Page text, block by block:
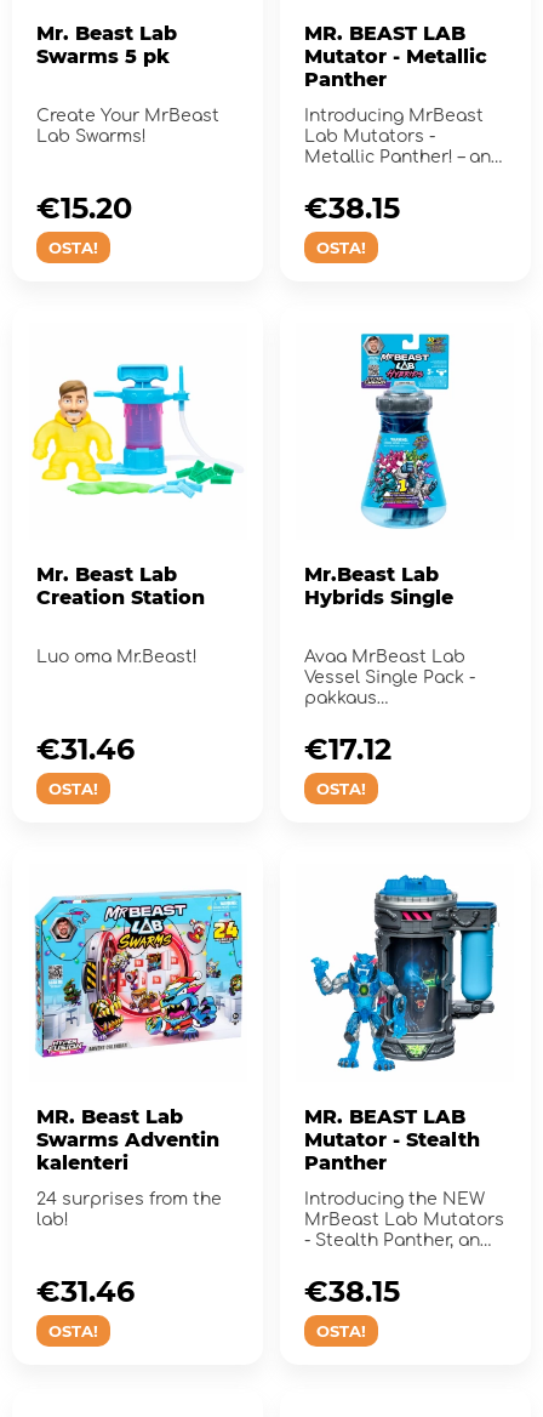
Mr. Beast Lab
Swarms 5 pk
Create Your MrBeast
Lab Swarms!
OSTA!
€15.20
MR. BEAST LAB
Mutator - Metallic
Panther
Introducing MrBeast
Lab Mutators -
Metallic Panther! – an
OSTA!
€38.15
Mr. Beast Lab
Creation Station
Luo oma Mr.Beast!
OSTA!
€31.46
Mr.Beast Lab
Hybrids Single
Avaa MrBeast Lab
Vessel Single Pack -
pakkaus
hahmon saat.
OSTA!
€17.12
MR. Beast Lab
Swarms Adventin
kalenteri
24 surprises from the
lab!
OSTA!
€31.46
MR. BEAST LAB
Mutator - Stealth
Panther
Introducing the NEW
MrBeast Lab Mutators
- Stealth Panther, an
OSTA!
€38.15